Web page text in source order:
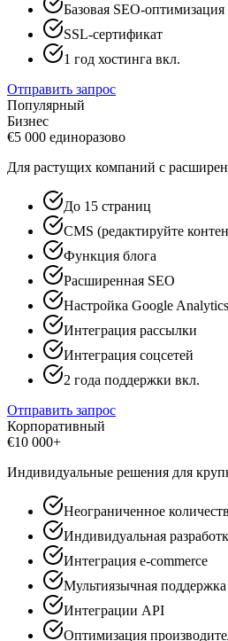
Базовая SEO-оптимизация
SSL-сертификат
1 год хостинга вкл.
Отправить запрос
Популярный
Бизнес
€5 000 единоразово
Для растущих компаний с
До 15 страниц
CMS (редактируйте
Функция блога
Расширенная SEO
Настройка Google Analytics
Интеграция рассылки
Интеграция соцсетей
2 года поддержки вкл.
Отправить запрос
Корпоративный
€10 000+
Индивидуальные решения для
Неограниченное
Индивидуальная
Интеграция e-commerce
Мультиязычная поддержка
Интеграции API
Оптимизация